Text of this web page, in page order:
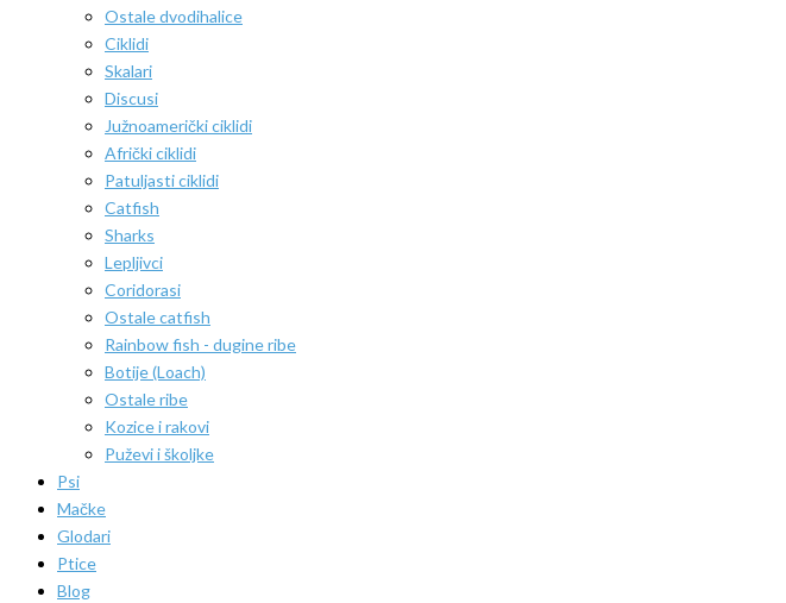
Ostale dvodihalice
Ciklidi
Skalari
Discusi
Južnoamerički ciklidi
Afrički ciklidi
Patuljasti ciklidi
Catfish
Sharks
Lepljivci
Coridorasi
Ostale catfish
Rainbow fish - dugine ribe
Botije (Loach)
Ostale ribe
Kozice i rakovi
Puževi i školjke
Psi
Mačke
Glodari
Ptice
Blog